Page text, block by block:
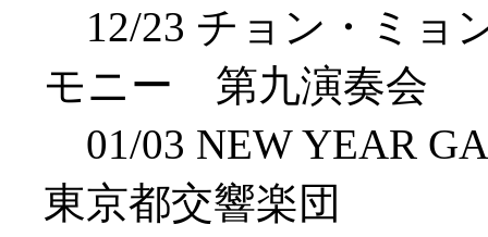
12/23 チョン・ミョ
モニー 第九演奏会
01/03 NEW YEAR
東京都交響楽団